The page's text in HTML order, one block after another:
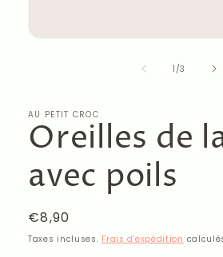
1 /de
3
AU PETIT CROC
Oreilles de
avec poils
Prix
habituel
€8,90
Taxes incluses. Frais d'expédition